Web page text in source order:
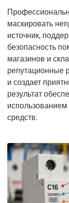
маскировать
источник,
безопасность
магазинов и
репутационные
и создает
результат
средств.